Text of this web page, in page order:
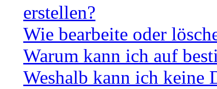
erstellen?
Wie bearbeite oder
Warum kann ich auf
Weshalb kann ich keine